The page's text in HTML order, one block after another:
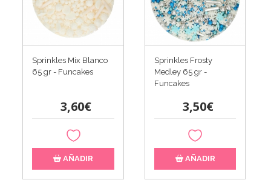
Sprinkles Mix Blanco
65 gr - Funcakes
3,60€
AÑADIR
Sprinkles Frosty
Medley 65 gr -
Funcakes
3,50€
AÑADIR